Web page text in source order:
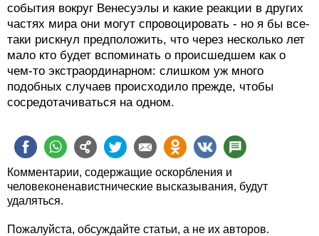
события вокруг Венесуэлы и какие реакции в других
частях мира они могут спровоцировать - но я бы все-
таки рискнул предположить, что через несколько лет
мало кто будет вспоминать о происшедшем как о
чем-то экстраординарном: слишком уж много
подобных случаев происходило прежде, чтобы
сосредотачиваться на одном.
Комментарии, содержащие оскорбления и
человеконенавистнические высказывания, будут
удаляться.
Пожалуйста, обсуждайте статьи, а не их авторов.